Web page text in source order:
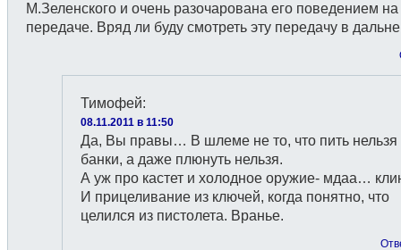
М.Зеленского и очень разочарована его поведением на
передаче. Вряд ли буду смотреть эту передачу в
Тимофей:
08.11.2011 в 11:50
Да, Вы правы… В шлеме не то, что пить нельзя
банки, а даже плюнуть нельзя.
А уж про кастет и холодное оружие- мдаа…
И прицеливание из ключей, когда понятно, что
целился из пистолета. Вранье.